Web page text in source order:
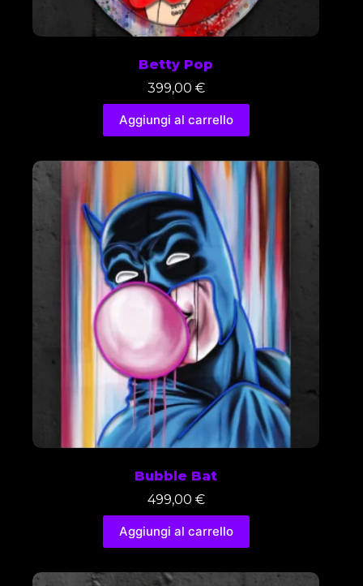
Betty Pop
399,00 €
Aggiungi al carrello
Bubble Bat
499,00 €
Aggiungi al carrello